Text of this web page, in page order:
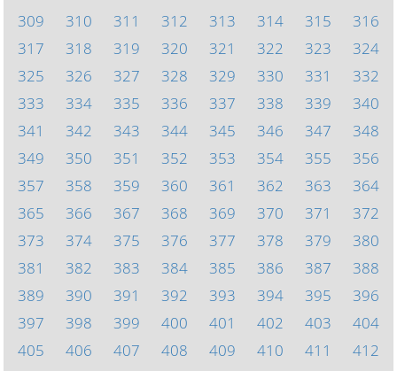
309
310 311 312 313 314 315
316
317
318 319 320 321 322 323
324
325
326 327 328 329 330 331
332
333
334 335 336 337 338 339
340
341
342 343 344 345 346 347
348
349
350 351 352 353 354 355
356
357
358 359 360 361 362 363
364
365
366 367 368 369 370 371
372
373
374 375 376 377 378 379
380
381
382 383 384 385 386 387
388
389
390 391 392 393 394 395
396
397
398 399 400 401 402 403
404
405
406 407 408 409 410 411
412